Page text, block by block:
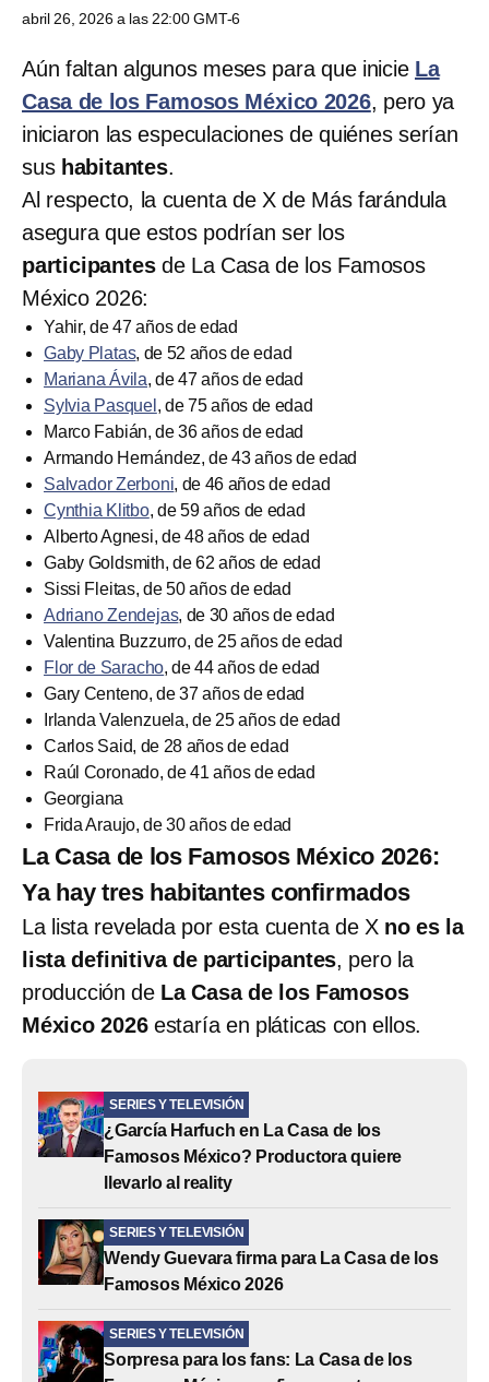
abril 26, 2026 a las 22:00 GMT-6
Aún faltan algunos meses para que inicie La
Casa de los Famosos México 2026, pero ya
iniciaron las especulaciones de quiénes serían
sus habitantes.
Al respecto, la cuenta de X de Más farándula
asegura que estos podrían ser los
participantesde La Casa de los Famosos
México 2026:
Yahir, de 47 años de edad
Gaby Platas, de 52 años de edad
Mariana Ávila, de 47 años de edad
Sylvia Pasquel , de 75 años de edad
Marco Fabián, de 36 años de edad
Armando Hernández, de 43 años de edad
Salvador Zerboni, de 46 años de edad
Cynthia Klitbo, de 59 años de edad
Alberto Agnesi, de 48 años de edad
Gaby Goldsmith, de 62 años de edad
Sissi Fleitas, de 50 años de edad
Adriano Zendejas, de 30 años de edad
Valentina Buzzurro, de 25 años de edad
Flor de Saracho, de 44 años de edad
Gary Centeno, de 37 años de edad
Irlanda Valenzuela, de 25 años de edad
Carlos Said, de 28 años de edad
Raúl Coronado, de 41 años de edad
Georgiana
Frida Araujo, de 30 años de edad
La Casa de los Famosos México 2026:
Ya hay tres habitantes confirmados
La lista revelada por esta cuenta de Xno es la
lista definitiva de participantes, pero la
producción de La Casa de los Famosos
México 2026estaría en pláticas con ellos.
SERIES Y TELEVISIÓN
¿García Harfuch en La Casa de los
Famosos México? Productora quiere
llevarlo al reality
SERIES Y TELEVISIÓN
Wendy Guevara firma para La Casa de los
Famosos México 2026
SERIES Y TELEVISIÓN
Sorpresa para los fans: La Casa de los